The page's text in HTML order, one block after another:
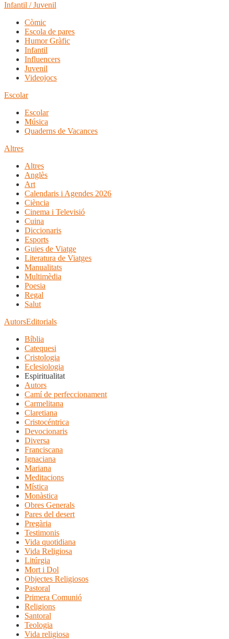
Infantil / Juvenil
Còmic
Escola de pares
Humor Gràfic
Infantil
Influencers
Juvenil
Videojocs
Escolar
Escolar
Música
Quaderns de Vacances
Altres
Altres
Anglès
Art
Calendaris i Agendes 2026
Ciència
Cinema i Televisió
Cuina
Diccionaris
Esports
Guies de Viatge
Literatura de Viatges
Manualitats
Multimèdia
Poesia
Regal
Salut
AutorsEditorials
Bíblia
Catequesi
Cristologia
Eclesiologia
Espiritualitat
Autors
Camí de perfeccionament
Carmelitana
Claretiana
Cristocéntrica
Devocionaris
Diversa
Franciscana
Ignaciana
Mariana
Meditacions
Mística
Monàstica
Obres Generals
Pares del desert
Pregària
Testimonis
Vida quotidiana
Vida Religiosa
Litúrgia
Mort i Dol
Objectes Religiosos
Pastoral
Primera Comunió
Religions
Santoral
Teologia
Vida religiosa